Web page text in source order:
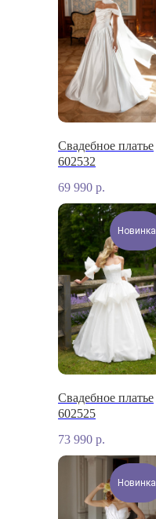
Свадебное платье
602532
69 990 р.
Новинка
Свадебное платье
602525
73 990 р.
Новинка